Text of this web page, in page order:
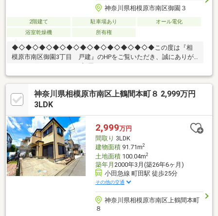
神奈川県相模原市南区御園３
2階建て 駐車場あり
オール電化
浴室乾燥機
所有権
◆◇◆◇◆◇◆◇◆◇◆◇◆◇◆◇◆◇◆◇◆この度は『相
模原市南区御園3丁目 戸建』のHPをご覧いただき、誠にありが
┗□━━━━━━━━━━━━━ ◇2017年築の木造2階建て住
宅 ◇オール電化住宅 ◇2LDK＋Sの用途に富んだ間取り現
地のご見学希望・ご質問等は担当の『田中』までお気軽にお問い
合わせください。≪ フリーコール：0120-917-164 ≫ ≪ 担
≫◆◇◆◇◆◇◆◇◆◇◆◇◆◇◆◇◆◇◆◇◆
神奈川県相模原市南区上鶴間本町８ 2,999万円
3LDK
2,999万円
間取り 3LDK
建物面積91.71m2
土地面積100.04m2
築年月 2000年3月(築26年6ヶ月)
小田急線 町田駅 徒歩25分
その他の交通
神奈川県相模原市南区上鶴間本町
８